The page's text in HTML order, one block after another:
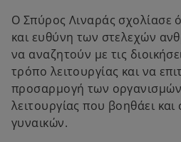
Ο Σπύρος Λιναράς σχολίασε
και ευθύνη των στελεχών
να αναζητούν με τις
τρόπο λειτουργίας και να
προσαρμογή των
λειτουργίας που βοηθάει
γυναικών.